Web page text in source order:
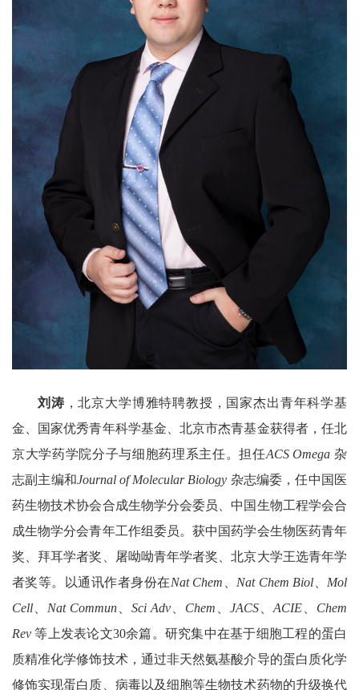
刘涛 ，北京大学博雅特聘教授，国家杰出青年科学基
金、国家优秀青年科学基金、北京市杰青基金获得者，任北
京大学药学院分子与细胞药理系主任。担任ACS Omega 杂
志副主编和Journal of Molecular Biology 杂志编委，任中国医
药生物技术协会合成生物学分会委员、中国生物工程学会合
成生物学分会青年工作组委员。获中国药学会生物医药青年
奖、拜耳学者奖、屠呦呦青年学者奖、北京大学王选青年学
者奖等。以通讯作者身份在Nat Chem Nat Chem Biol
Mol
Cell
Nat Commun Sci Adv Chem JACS ACIE
Chem
Rev 等上发表论文30余篇。研究集中在基于细胞工程的蛋白
质精准化学修饰技术，通过非天然氨基酸介导的蛋白质化学
修饰实现蛋白质、病毒以及细胞等生物技术药物的升级换代